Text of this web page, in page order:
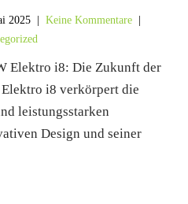
2025 |Keine Kommentare
Elektro i8: Die Zukunft der
i8 verkörpert die
leistungsstarken
Design und seiner